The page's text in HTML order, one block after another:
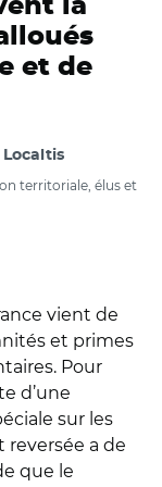
la
et de
Localtis
territoriale, élus et
vient de
et primes
Pour
d’une
sur les
reversée a de
que le